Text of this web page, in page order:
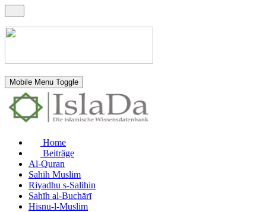
Mobile Menu Toggle
Home
Beiträge
Al-Quran
Sahih Muslim
Riyadhu s-Salihin
Sahīh al-Buchārī
Hisnu-l-Muslim